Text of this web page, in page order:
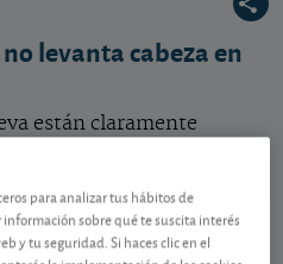
levanta cabeza en
están claramente
35,36 USD
para analizar tus hábitos de
sobre qué te suscita interés
y tu seguridad. Si haces clic en el